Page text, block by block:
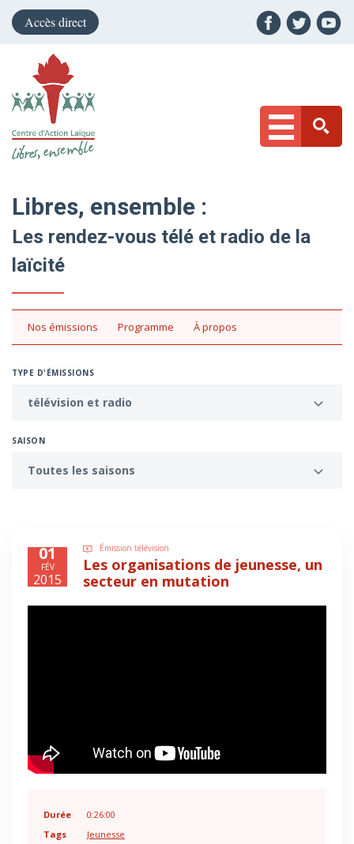
Accès direct
Libres, ensemble :
Les rendez-vous télé et radio de la
laïcité
Nos émissions Programme À propos
TYPE D'ÉMISSIONS
télévision et radio
SAISON
Toutes les saisons
01
FÉV
2015
Émission télévision
Les organisations de jeunesse, un
secteur en mutation
Durée
0:26:00
Tags
Jeunesse